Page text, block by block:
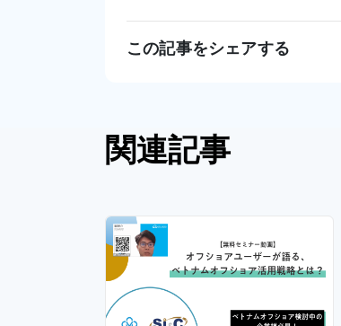
この記事をシェアする
関連記事